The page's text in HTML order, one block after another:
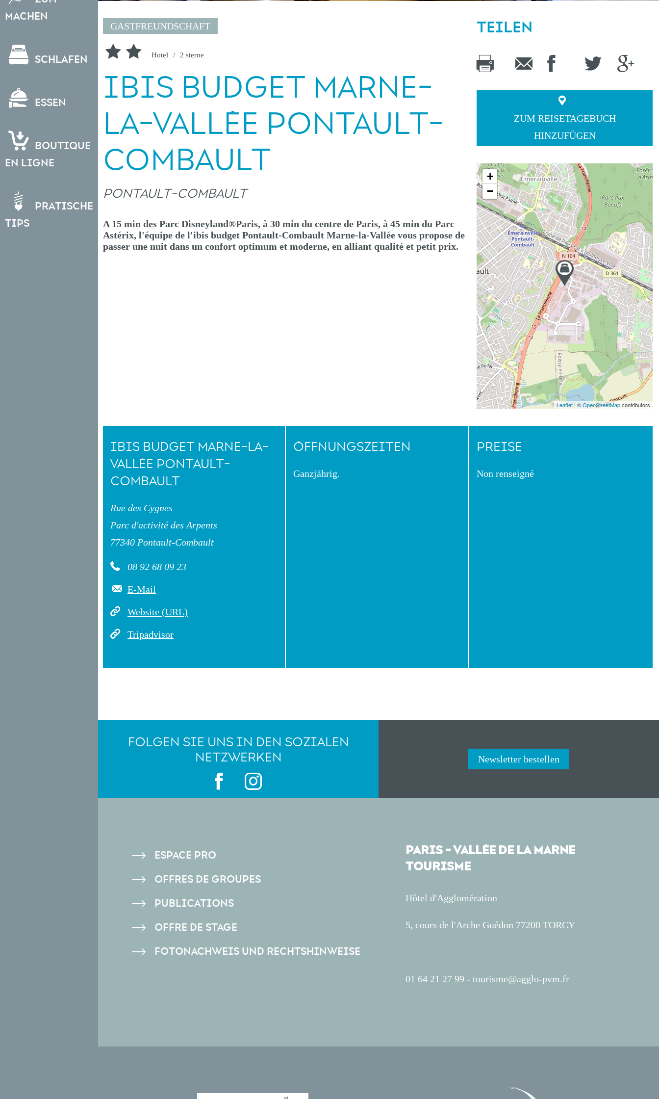
Machen
Schlafen
Essen
Boutique
en ligne
Pratische
Tips
GASTFREUNDSCHAFT
Hotel 2 sterne
IBIS BUDGET MARNE-
LA-VALLÉE PONTAULT-
COMBAULT
PONTAULT-COMBAULT
A 15 min des Parc Disneyland®Paris, à 30 min du centre de Paris, à 45 min du Parc
Astérix, l'équipe de l'ibis budget Pontault-Combault Marne-la-Vallée vous propose de
passer une nuit dans un confort optimum et moderne, en alliant qualité et petit prix.
TEILEN
ZUM REISETAGEBUCH
HINZUFÜGEN
+
−
Leaflet | ©OpenStreetMapcontributors
IBIS BUDGET MARNE-LA-
VALLÉE PONTAULT-
COMBAULT
Rue des Cygnes
Parc d'activité des Arpents
77340 Pontault-Combault
08 92 68 09 23
E-Mail
Website (URL)
Tripadvisor
ÖFFNUNGSZEITEN
Ganzjährig.
PREISE
Non renseigné
FOLGEN SIE UNS IN DEN SOZIALEN
NETZWERKEN
Newsletter bestellen
PIED
DE
ESPACE PRO
OFFRES DE GROUPES
PUBLICATIONS
OFFRE DE STAGE
FOTONACHWEIS UND RECHTSHINWEISE
PARIS - VALLÉE DE LA MARNE
TOURISME
Hôtel d'Agglomération
5, cours de l'Arche Guédon 77200 TORCY
01 64 21 27 99 - tourisme@agglo-pvm.fr